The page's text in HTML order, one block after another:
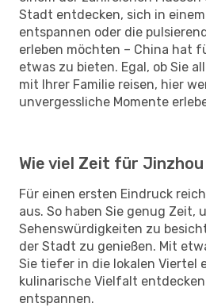
Stadt entdecken, sich in
entspannen oder die
erleben möchten – China hat
etwas zu bieten. Egal, ob Sie
mit Ihrer Familie reisen, hier
unvergessliche Momente
Wie viel Zeit für
Für einen ersten Eindruck
aus. So haben Sie genug Zeit,
Sehenswürdigkeiten zu
der Stadt zu genießen. Mit
Sie tiefer in die lokalen Viertel
kulinarische Vielfalt
entspannen.